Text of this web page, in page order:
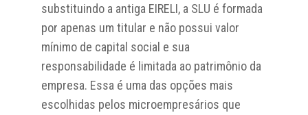
substituindo a antiga EIRELI, a SLU é formada
por apenas um titular e não possui valor
mínimo de capital social e sua
responsabilidade é limitada ao patrimônio da
empresa. Essa é uma das opções mais
escolhidas pelos microempresários que